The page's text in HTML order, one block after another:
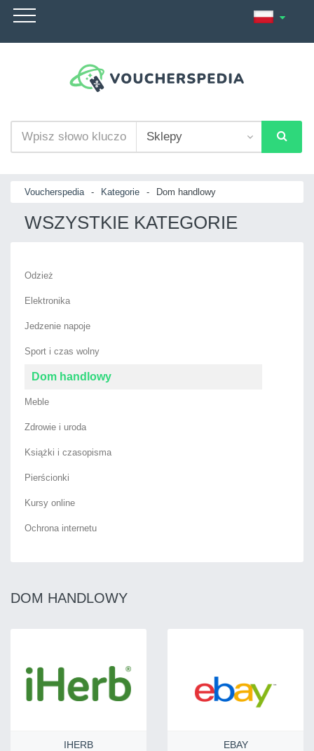
Voucherspedia - Kategorie - Dom handlowy
WSZYSTKIE KATEGORIE
Odzież
Elektronika
Jedzenie napoje
Sport i czas wolny
Dom handlowy
Meble
Zdrowie i uroda
Książki i czasopisma
Pierścionki
Kursy online
Ochrona internetu
DOM HANDLOWY
IHERB EBAY